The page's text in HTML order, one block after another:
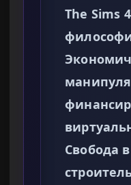
The Sims
Свобода